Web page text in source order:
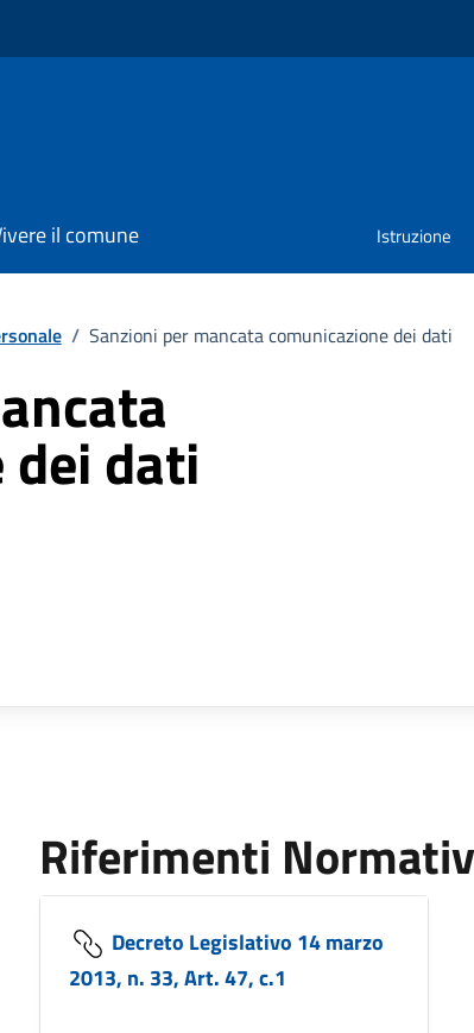
il comune Istruzione
/ Sanzioni per mancata comunicazione dei dati
dati
Riferimenti
Decreto Legislativo 14 marzo
2013, n. 33, Art. 47, c.1